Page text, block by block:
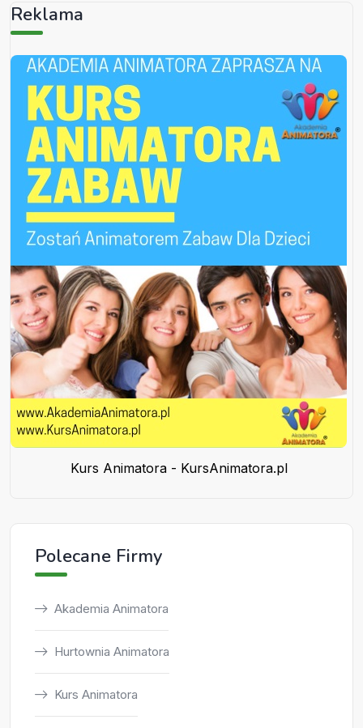
Reklama
Kurs Animatora - KursAnimatora.pl
Polecane Firmy
Akademia Animatora
Hurtownia Animatora
Kurs Animatora